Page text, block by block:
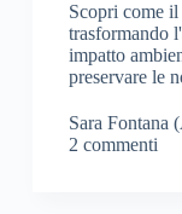
Scopri come
trasformando
impatto
preservare le
Sara Fontana
2 commenti